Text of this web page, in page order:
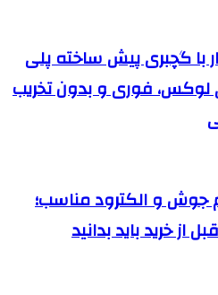
با گچبری پیش ساخته پلی
لوکس، فوری و بدون تخریب
جوش و الکترود مناسب؛
از خرید باید بدانید